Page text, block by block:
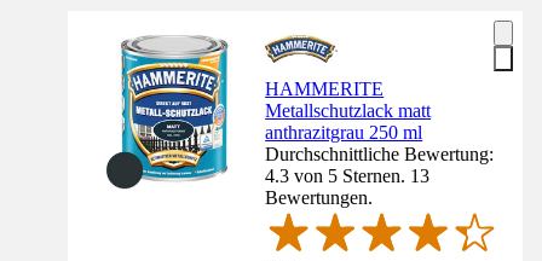
HAMMERITE
Metallschutzlack matt
anthrazitgrau 250 ml
Durchschnittliche Bewertung:
4.3 von 5 Sternen. 13
Bewertungen.